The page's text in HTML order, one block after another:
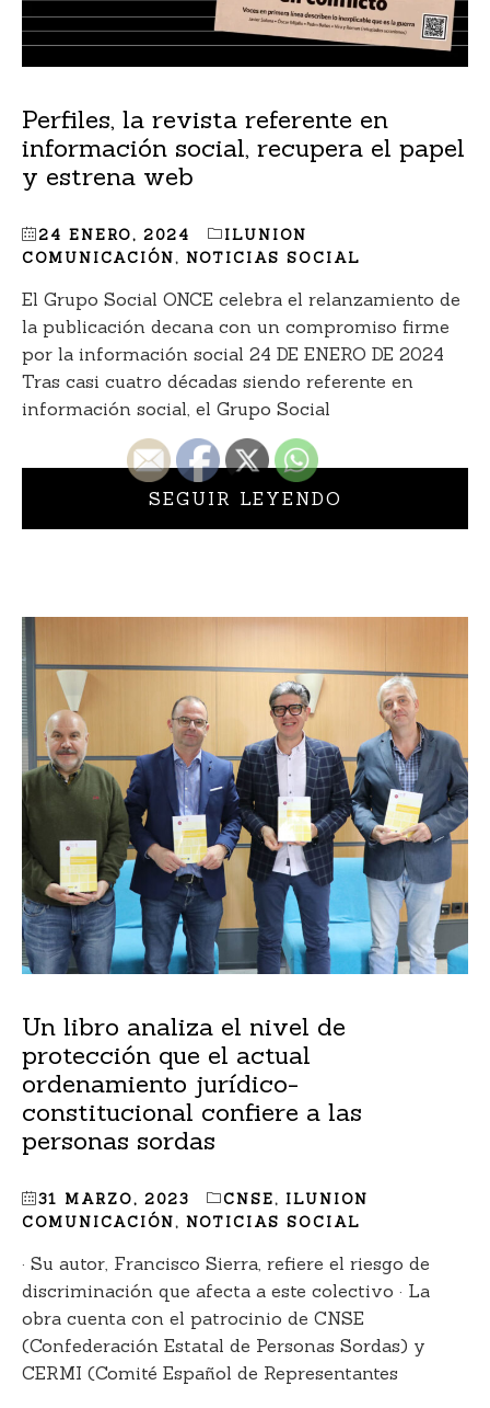
Perfiles, la revista referente en
información social, recupera el papel
y estrena web
24 ENERO, 2024
ILUNION
COMUNICACIÓN, NOTICIAS SOCIAL
El Grupo Social ONCE celebra el relanzamiento de
la publicación decana con un compromiso firme
por la información social 24 DE ENERO DE 2024
Tras casi cuatro décadas siendo referente en
información social, el Grupo Social
SEGUIR LEYENDO
Un libro analiza el nivel de
protección que el actual
ordenamiento jurídico-
constitucional confiere a las
personas sordas
31 MARZO, 2023 CNSE, ILUNION
COMUNICACIÓN, NOTICIAS SOCIAL
· Su autor, Francisco Sierra, refiere el riesgo de
discriminación que afecta a este colectivo · La
obra cuenta con el patrocinio de CNSE
(Confederación Estatal de Personas Sordas) y
CERMI (Comité Español de Representantes